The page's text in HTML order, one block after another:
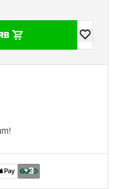
Zur
+3